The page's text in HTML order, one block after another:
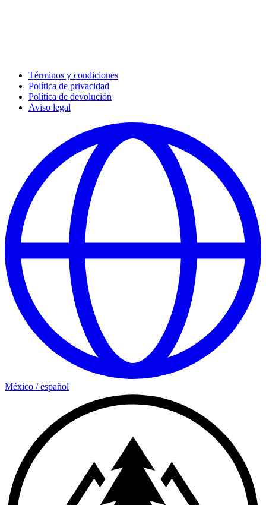
Términos y condiciones
Política de privacidad
Política de devolución
Aviso legal
México /español